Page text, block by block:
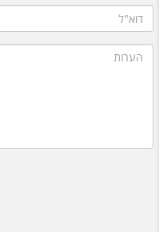
דוא"ל
הערות